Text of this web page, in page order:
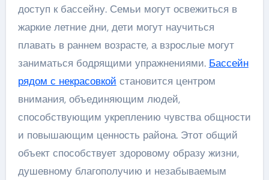
доступ к бассейну. Семьи могут освежиться в
жаркие летние дни, дети могут научиться
плавать в раннем возрасте, а взрослые могут
заниматься бодрящими упражнениями. Бассейн
рядом с некрасовкой становится центром
внимания, объединяющим людей,
способствующим укреплению чувства общности
и повышающим ценность района. Этот общий
объект способствует здоровому образу жизни,
душевному благополучию и незабываемым